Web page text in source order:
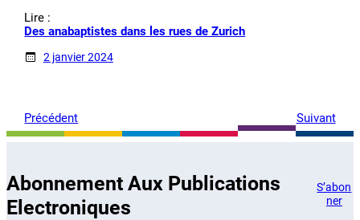
Lire :
Des anabaptistes dans les rues de Zurich
2 janvier 2024
Précédent Suivant
Abonnement Aux Publications
Electroniques
S’abon
ner